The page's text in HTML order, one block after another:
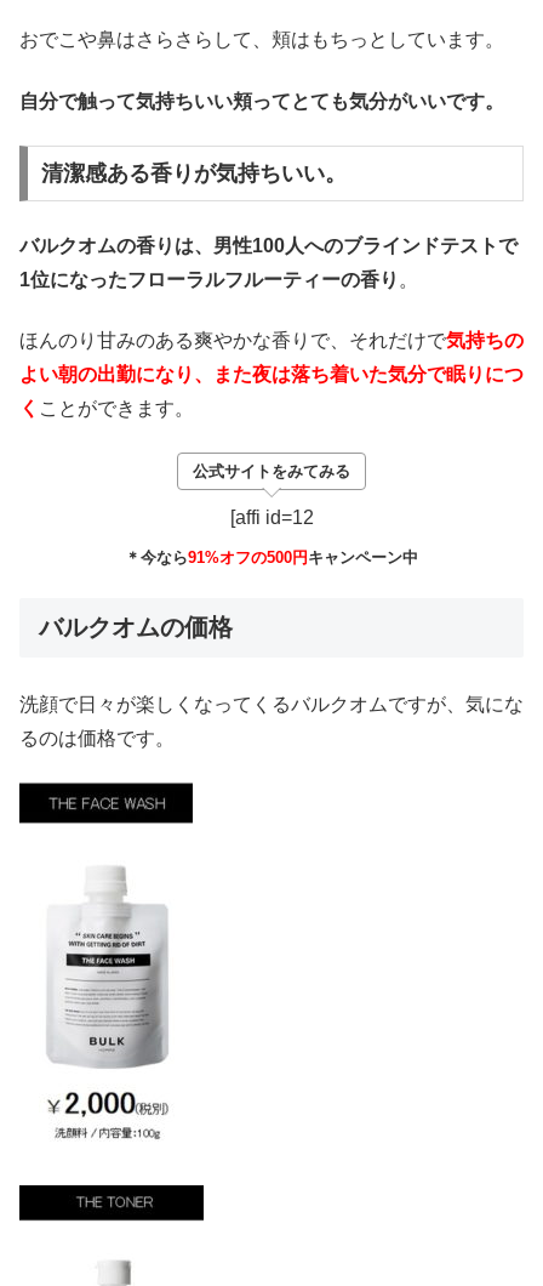
おでこや鼻はさらさらして、頬はもちっとしています。
自分で触って気持ちいい頬ってとても気分がいいです。
清潔感ある香りが気持ちいい。
バルクオムの香りは、男性100人へのブラインドテストで
1位になったフローラルフルーティーの香り 。
ほんのり甘みのある爽やかな香りで、それだけで気持ちの
よい朝の出勤になり、また夜は落ち着いた気分で眠りにつ
く ことができます。
公式サイトをみてみる
[affi id=12
＊今なら91%オフの500円キャンペーン中
バルクオムの価格
洗顔で日々が楽しくなってくるバルクオムですが、気にな
るのは価格です。